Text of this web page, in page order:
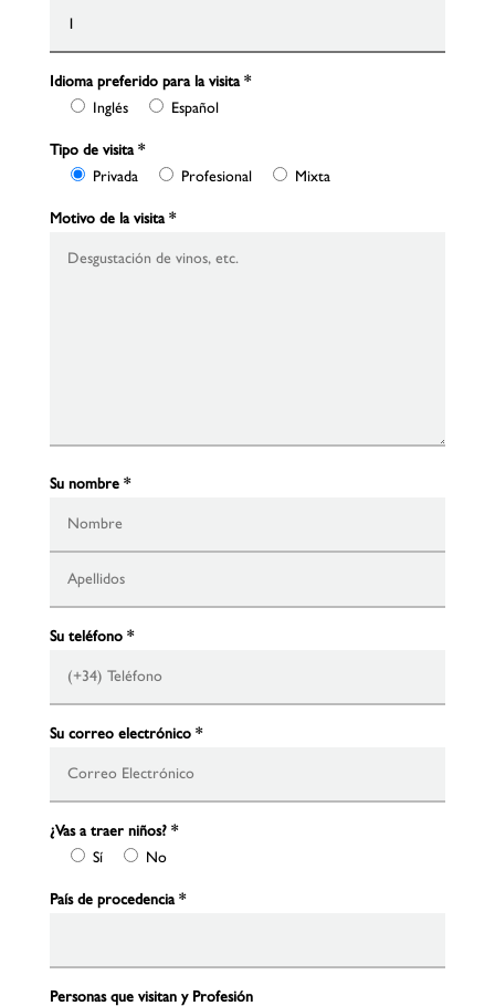
Idioma preferido para la visita *
Inglés
Español
Tipo de visita *
Privada
Profesional Mixta
Motivo de la visita *
Su nombre *
Su teléfono *
Su correo electrónico *
¿Vas a traer niños? *
Sí
No
País de procedencia *
Personas que visitan y Profesión